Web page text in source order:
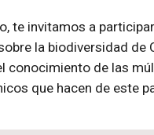
te invitamos a
la biodiversidad de
conocimiento de las
que hacen de este